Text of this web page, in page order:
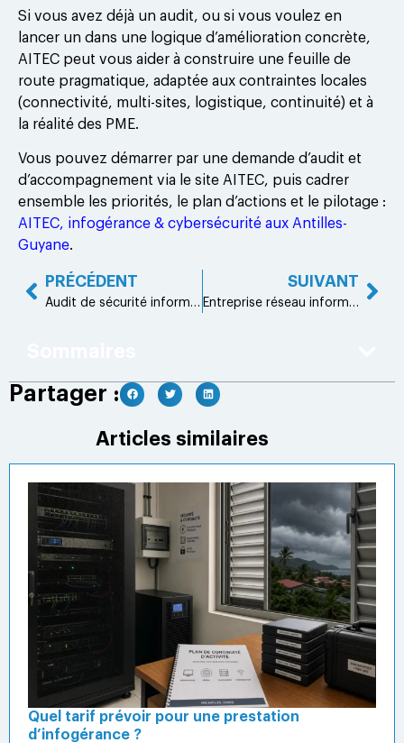
Si vous avez déjà un audit, ou si vous voulez en
lancer un dans une logique d’amélioration concrète,
AITEC peut vous aider à construire une feuille de
route pragmatique, adaptée aux contraintes locales
(connectivité, multi-sites, logistique, continuité) et à
la réalité des PME.
Vous pouvez démarrer par une demande d’audit et
d’accompagnement via le site AITEC, puis cadrer
ensemble les priorités, le plan d’actions et le pilotage :
AITEC, infogérance & cybersécurité aux Antilles-
Guyane.
PRÉCÉDENT
Audit de sécurité informatique : livrables et étapes indispensables
SUIVANT
Entreprise réseau informatique : 8 bonnes pratiques de disponibilité
Partager :
Articles similaires
Quel tarif prévoir pour une prestation
d’infogérance ?